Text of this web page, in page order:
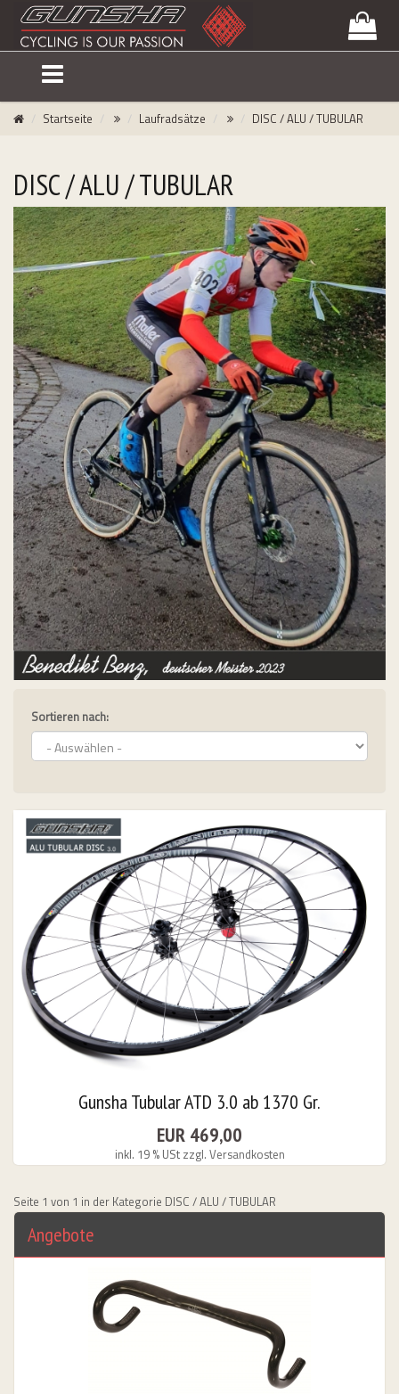
& Other Dates
"
Bikeleasing.de leasen
Startseite Laufradsätze DISC / ALU / TUBULAR
DISC / ALU / TUBULAR
Sortieren nach:
Gunsha Tubular ATD 3.0 ab 1370 Gr.
EUR 469,00
inkl. 19 % USt zzgl. Versandkosten
Seite 1 von 1 in der Kategorie DISC / ALU / TUBULAR
Angebote